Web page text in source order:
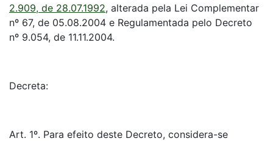
2.909, de 28.07.1992, alterada pela Lei Complementar
nº 67, de 05.08.2004 e Regulamentada pelo Decreto
nº 9.054, de 11.11.2004.
Decreta:
Art. 1º. Para efeito deste Decreto, considera-se